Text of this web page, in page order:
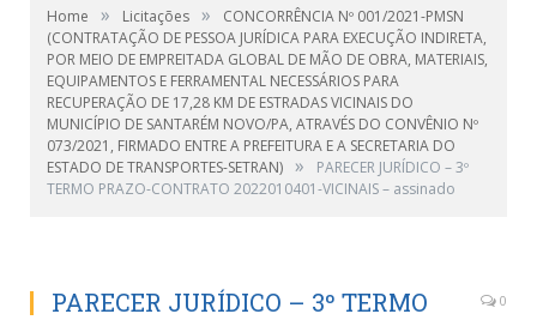
Home » Licitações »
CONCORRÊNCIA Nº 001/2021-PMSN
(CONTRATAÇÃO DE PESSOA JURÍDICA PARA EXECUÇÃO INDIRETA,
POR MEIO DE EMPREITADA GLOBAL DE MÃO DE OBRA, MATERIAIS,
EQUIPAMENTOS E FERRAMENTAL NECESSÁRIOS PARA
RECUPERAÇÃO DE 17,28 KM DE ESTRADAS VICINAIS DO
MUNICÍPIO DE SANTARÉM NOVO/PA, ATRAVÉS DO CONVÊNIO Nº
073/2021, FIRMADO ENTRE A PREFEITURA E A SECRETARIA DO
ESTADO DE TRANSPORTES-SETRAN) »
PARECER JURÍDICO – 3º
TERMO PRAZO-CONTRATO 2022010401-VICINAIS – assinado
PARECER JURÍDICO – 3º TERMO
0